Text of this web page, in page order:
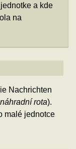
a kde
na
Nachrichten
rota).
malé jednotce